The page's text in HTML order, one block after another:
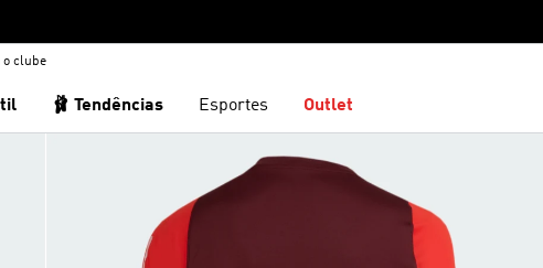
o clube
🩰 Tendências Esportes Outlet